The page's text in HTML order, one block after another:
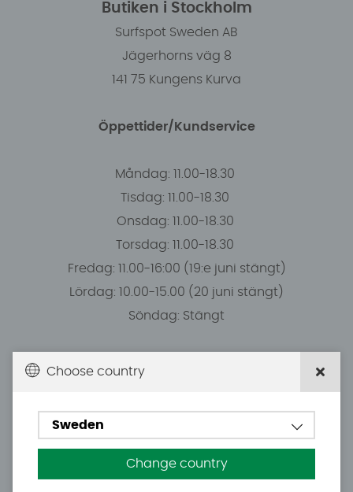
Butiken i Stockholm
Surfspot Sweden AB
Jägerhorns väg 8
141 75 Kungens Kurva
Öppettider/Kundservice
Måndag: 11.00-18.30
Tisdag: 11.00-18.30
Onsdag: 11.00-18.30
Torsdag: 11.00-18.30
Fredag: 11.00-16:00 (19:e juni stängt)
Lördag: 10.00-15.00 (20 juni stängt)
Söndag: Stängt
Du kan hämta ordrar efter överenskommelse från
E-post: info@surfspot.se
Choose country
Sweden
Change country